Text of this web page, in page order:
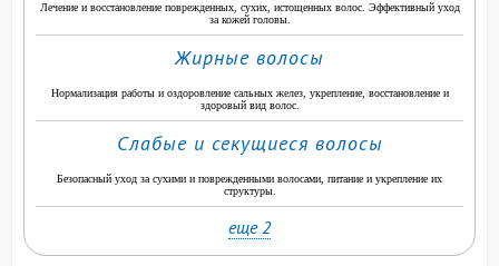
Лечение и восстановление поврежденных, сухих, истощенных волос. Эффективный уход
за кожей головы.
Жирные волосы
Нормализация работы и оздоровление сальных желез, укрепление, восстановление и
здоровый вид волос.
Слабые и секущиеся волосы
Безопасный уход за сухими и поврежденными волосами, питание и укрепление их
структуры.
еще 2